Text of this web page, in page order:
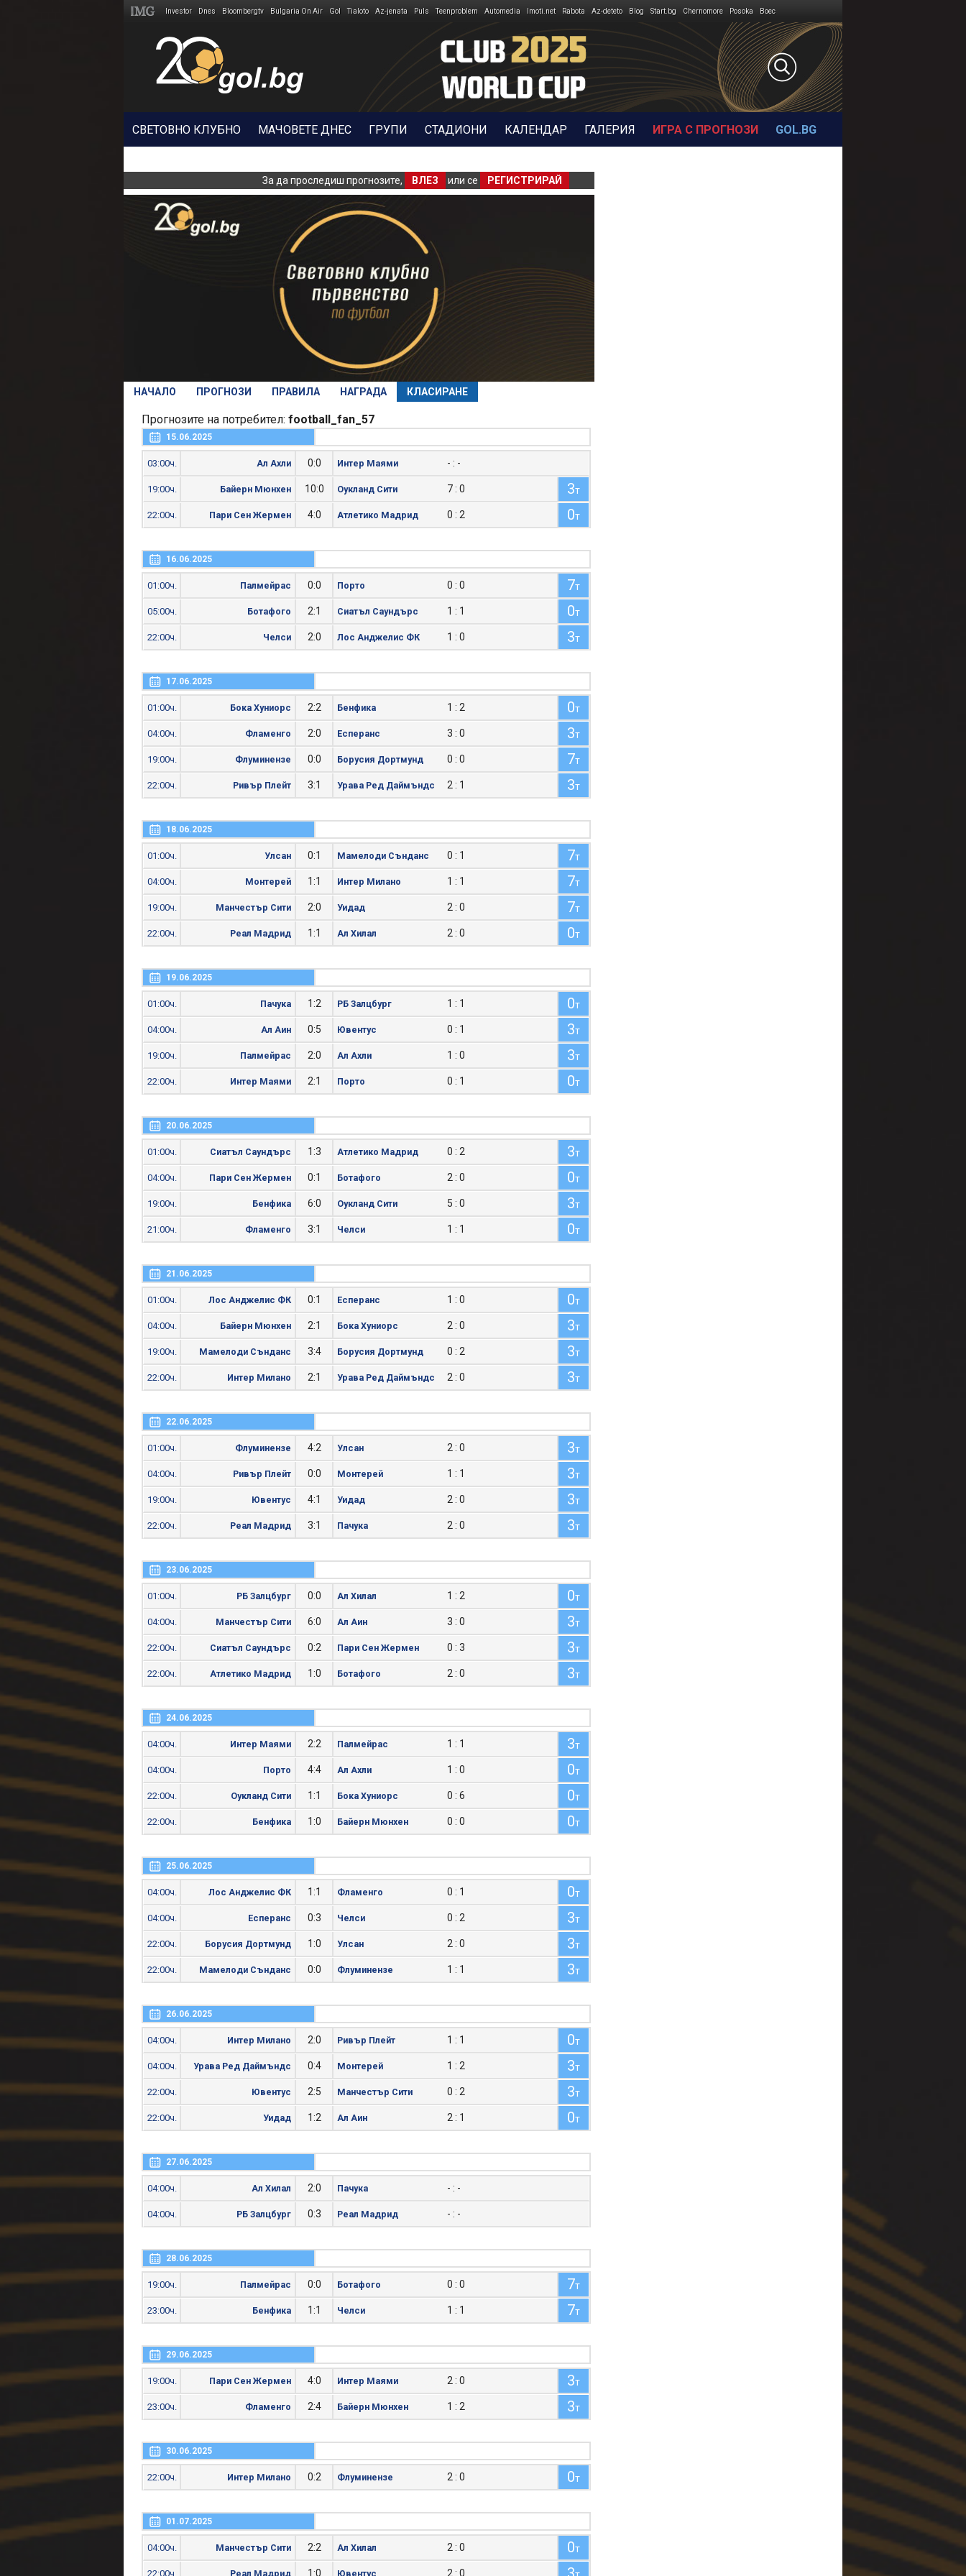
Investor Dnes Bloombergtv Bulgaria On Air Gol Tialoto Az-jenata Puls Teenproblem Automedia Imoti.net Rabota Az-deteto Blog Start.bg Chernomore Posoka Boec
СВЕТОВНО КЛУБНО МАЧОВЕТЕ ДНЕС ГРУПИ СТАДИОНИ КАЛЕНДАР ГАЛЕРИЯ ИГРА С ПРОГНОЗИ GOL.BG
За да проследиш прогнозите, ВЛЕЗ или се РЕГИСТРИРАЙ
НАЧАЛО ПРОГНОЗИ ПРАВИЛА НАГРАДА КЛАСИРАНЕ
Прогнозите на потребител: football_fan_57
15.06.2025
03:00ч. Ал Ахли 0:0 Интер Маями - : -
19:00ч. Байерн Мюнхен 10:0 Оукланд Сити 7 : 0 3т
22:00ч. Пари Сен Жермен 4:0 Атлетико Мадрид 0 : 2 0т
16.06.2025
01:00ч. Палмейрас 0:0 Порто 0 : 0 7т
05:00ч. Ботафого 2:1 Сиатъл Саундърс 1 : 1 0т
22:00ч. Челси 2:0 Лос Анджелис ФК 1 : 0 3т
17.06.2025
01:00ч. Бока Хуниорс 2:2 Бенфика 1 : 2 0т
04:00ч. Фламенго 2:0 Есперанс 3 : 0 3т
19:00ч. Флуминензе 0:0 Борусия Дортмунд 0 : 0 7т
22:00ч. Ривър Плейт 3:1 Урава Ред Даймъндс 2 : 1 3т
18.06.2025
01:00ч. Улсан 0:1 Мамелоди Сънданс 0 : 1 7т
04:00ч. Монтерей 1:1 Интер Милано 1 : 1 7т
19:00ч. Манчестър Сити 2:0 Уидад 2 : 0 7т
22:00ч. Реал Мадрид 1:1 Ал Хилал 2 : 0 0т
19.06.2025
01:00ч. Пачука 1:2 РБ Залцбург 1 : 1 0т
04:00ч. Ал Аин 0:5 Ювентус 0 : 1 3т
19:00ч. Палмейрас 2:0 Ал Ахли 1 : 0 3т
22:00ч. Интер Маями 2:1 Порто 0 : 1 0т
20.06.2025
01:00ч. Сиатъл Саундърс 1:3 Атлетико Мадрид 0 : 2 3т
04:00ч. Пари Сен Жермен 0:1 Ботафого 2 : 0 0т
19:00ч. Бенфика 6:0 Оукланд Сити 5 : 0 3т
21:00ч. Фламенго 3:1 Челси 1 : 1 0т
21.06.2025
01:00ч. Лос Анджелис ФК 0:1 Есперанс 1 : 0 0т
04:00ч. Байерн Мюнхен 2:1 Бока Хуниорс 2 : 0 3т
19:00ч. Мамелоди Сънданс 3:4 Борусия Дортмунд 0 : 2 3т
22:00ч. Интер Милано 2:1 Урава Ред Даймъндс 2 : 0 3т
22.06.2025
01:00ч. Флуминензе 4:2 Улсан 2 : 0 3т
04:00ч. Ривър Плейт 0:0 Монтерей 1 : 1 3т
19:00ч. Ювентус 4:1 Уидад 2 : 0 3т
22:00ч. Реал Мадрид 3:1 Пачука 2 : 0 3т
23.06.2025
01:00ч. РБ Залцбург 0:0 Ал Хилал 1 : 2 0т
04:00ч. Манчестър Сити 6:0 Ал Аин 3 : 0 3т
22:00ч. Сиатъл Саундърс 0:2 Пари Сен Жермен 0 : 3 3т
22:00ч. Атлетико Мадрид 1:0 Ботафого 2 : 0 3т
24.06.2025
04:00ч. Интер Маями 2:2 Палмейрас 1 : 1 3т
04:00ч. Порто 4:4 Ал Ахли 1 : 0 0т
22:00ч. Оукланд Сити 1:1 Бока Хуниорс 0 : 6 0т
22:00ч. Бенфика 1:0 Байерн Мюнхен 0 : 0 0т
25.06.2025
04:00ч. Лос Анджелис ФК 1:1 Фламенго 0 : 1 0т
04:00ч. Есперанс 0:3 Челси 0 : 2 3т
22:00ч. Борусия Дортмунд 1:0 Улсан 2 : 0 3т
22:00ч. Мамелоди Сънданс 0:0 Флуминензе 1 : 1 3т
26.06.2025
04:00ч. Интер Милано 2:0 Ривър Плейт 1 : 1 0т
04:00ч. Урава Ред Даймъндс 0:4 Монтерей 1 : 2 3т
22:00ч. Ювентус 2:5 Манчестър Сити 0 : 2 3т
22:00ч. Уидад 1:2 Ал Аин 2 : 1 0т
27.06.2025
04:00ч. Ал Хилал 2:0 Пачука - : -
04:00ч. РБ Залцбург 0:3 Реал Мадрид - : -
28.06.2025
19:00ч. Палмейрас 0:0 Ботафого 0 : 0 7т
23:00ч. Бенфика 1:1 Челси 1 : 1 7т
29.06.2025
19:00ч. Пари Сен Жермен 4:0 Интер Маями 2 : 0 3т
23:00ч. Фламенго 2:4 Байерн Мюнхен 1 : 2 3т
30.06.2025
22:00ч. Интер Милано 0:2 Флуминензе 2 : 0 0т
01.07.2025
04:00ч. Манчестър Сити 2:2 Ал Хилал 2 : 0 0т
22:00ч. Реал Мадрид 1:0 Ювентус 2 : 0